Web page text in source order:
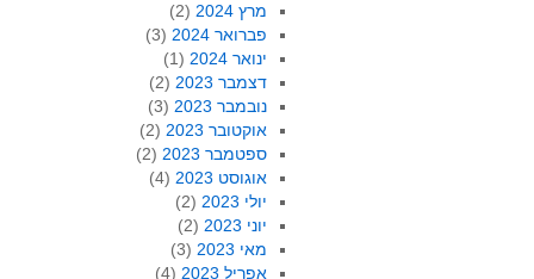
מרץ 2024
(2)
פברואר 2024
(3)
ינואר 2024
(1)
דצמבר 2023
(2)
נובמבר 2023
(3)
אוקטובר 2023
(2)
ספטמבר 2023
(2)
אוגוסט 2023
(4)
יולי 2023
(2)
יוני 2023
(2)
מאי 2023
(3)
אפריל 2023
(4)